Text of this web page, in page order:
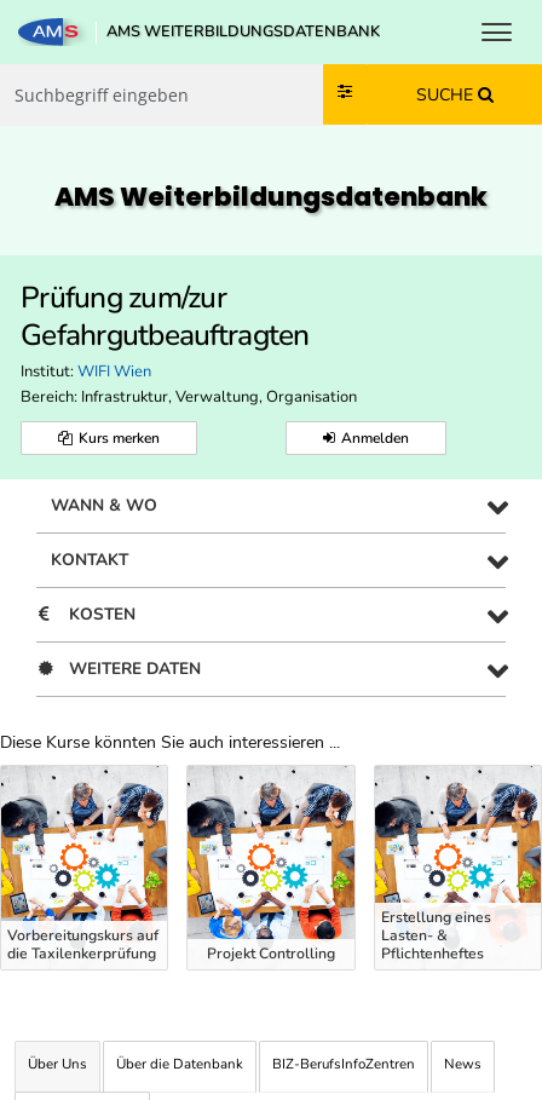
Zum Inhalt springen
Zum Navmenü springen
Zur Suche springen
Zur Footer springen
AMS WEITERBILDUNGSDATENBANK
SUCHE
AMS Weiterbildungs­datenbank
Prüfung zum/zur
Gefahrgutbeauftragten
Institut: WIFI Wien
Bereich: Infrastruktur, Verwaltung, Organisation
Kurs merken Anmelden
WANN & WO
KONTAKT
KOSTEN
WEITERE DATEN
Diese Kurse könnten Sie auch interessieren ...
Uber Weiterbildungsvorschläge
Vorbereitungskurs auf
die Taxilenkerprüfung
Projekt Controlling
Erstellung eines
Lasten- &
Pflichtenheftes
Über Uns Über die Datenbank BIZ-BerufsInfoZentren News